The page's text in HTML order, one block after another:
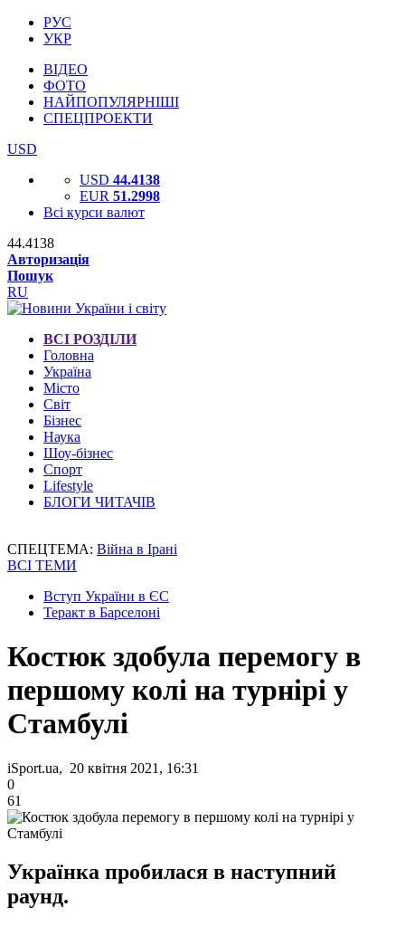
РУС
УКР
ВІДЕО
ФОТО
НАЙПОПУЛЯРНІШІ
СПЕЦПРОЕКТИ
USD
USD 44.4138
EUR 51.2998
Всі курси валют
44.4138
Авторизація
Пошук
RU
ВСІ РОЗДІЛИ
Головна
Україна
Місто
Світ
Бізнес
Наука
Шоу-бізнес
Спорт
Lifestyle
БЛОГИ ЧИТАЧІВ
СПЕЦТЕМА: Війна в Ірані
ВСІ ТЕМИ
Вступ України в ЄС
Теракт в Барселоні
Костюк здобула перемогу в
першому колі на турнірі у
Стамбулі
iSport.ua, 20 квітня 2021, 16:31
0
61
Українка пробилася в наступний
раунд.